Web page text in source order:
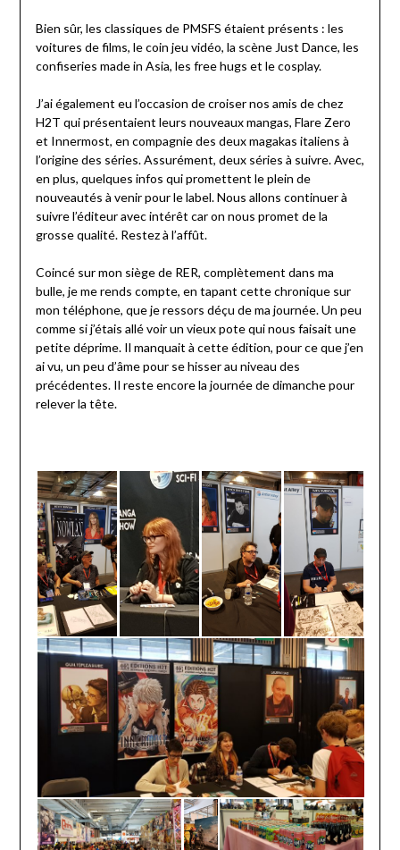
Bien sûr, les classiques de PMSFS étaient présents : les
voitures de films, le coin jeu vidéo, la scène Just Dance, les
confiseries made in Asia, les free hugs et le cosplay.
J’ai également eu l’occasion de croiser nos amis de chez
H2T qui présentaient leurs nouveaux mangas, Flare Zero
et Innermost, en compagnie des deux magakas italiens à
l’origine des séries. Assurément, deux séries à suivre. Avec,
en plus, quelques infos qui promettent le plein de
nouveautés à venir pour le label. Nous allons continuer à
suivre l’éditeur avec intérêt car on nous promet de la
grosse qualité. Restez à l’affût.
Coincé sur mon siège de RER, complètement dans ma
bulle, je me rends compte, en tapant cette chronique sur
mon téléphone, que je ressors déçu de ma journée. Un peu
comme si j’étais allé voir un vieux pote qui nous faisait une
petite déprime. Il manquait à cette édition, pour ce que j’en
ai vu, un peu d’âme pour se hisser au niveau des
précédentes. Il reste encore la journée de dimanche pour
relever la tête.